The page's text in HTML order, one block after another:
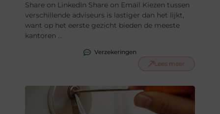
Share on LinkedIn Share on Email Kiezen tussen
verschillende adviseurs is lastiger dan het lijkt,
want op het eerste gezicht bieden de meeste
kantoren ...
Verzekeringen
Lees meer